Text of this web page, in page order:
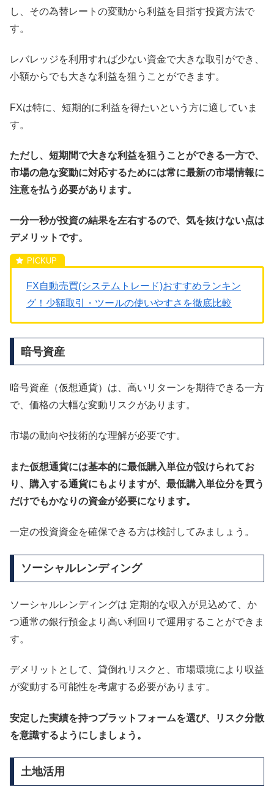
し、その為替レートの変動から利益を目指す投資方法で
す。
レバレッジを利用すれば少ない資金で大きな取引ができ、
小額からでも大きな利益を狙うことができます。
FXは特に、短期的に利益を得たいという方に適していま
す。
ただし、短期間で大きな利益を狙うことができる一方で、
市場の急な変動に対応するためには常に最新の市場情報に
注意を払う必要があります。
一分一秒が投資の結果を左右するので、気を抜けない点は
デメリットです。
FX自動売買(システムトレード)おすすめランキン
グ！少額取引・ツールの使いやすさを徹底比較
暗号資産
暗号資産（仮想通貨）は、高いリターンを期待できる一方
で、価格の大幅な変動リスクがあります。
市場の動向や技術的な理解が必要です。
また仮想通貨には基本的に最低購入単位が設けられてお
り、購入する通貨にもよりますが、最低購入単位分を買う
だけでもかなりの資金が必要になります。
一定の投資資金を確保できる方は検討してみましょう。
ソーシャルレンディング
ソーシャルレンディングは 定期的な収入が見込めて、か
つ通常の銀行預金より高い利回りで運用することができま
す。
デメリットとして、貸倒れリスクと、市場環境により収益
が変動する可能性を考慮する必要があります。
安定した実績を持つプラットフォームを選び、リスク分散
を意識するようにしましょう。
土地活用